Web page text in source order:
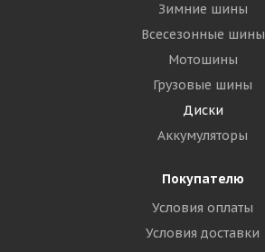
Зимние шины
Всесезонные шины
Мотошины
Грузовые шины
Диски
Аккумуляторы
Покупателю
Условия оплаты
Условия доставки